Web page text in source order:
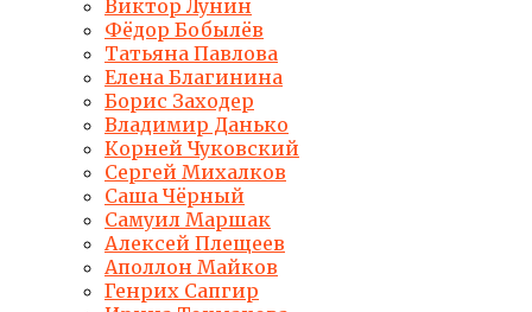
Виктор Лунин
Фёдор Бобылёв
Татьяна Павлова
Елена Благинина
Борис Заходер
Владимир Данько
Корней Чуковский
Сергей Михалков
Саша Чёрный
Самуил Маршак
Алексей Плещеев
Аполлон Майков
Генрих Сапгир